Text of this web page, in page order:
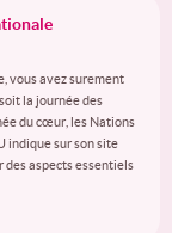
vous avez surement
la journée des
du cœur, les Nations
indique sur son site
aspects essentiels